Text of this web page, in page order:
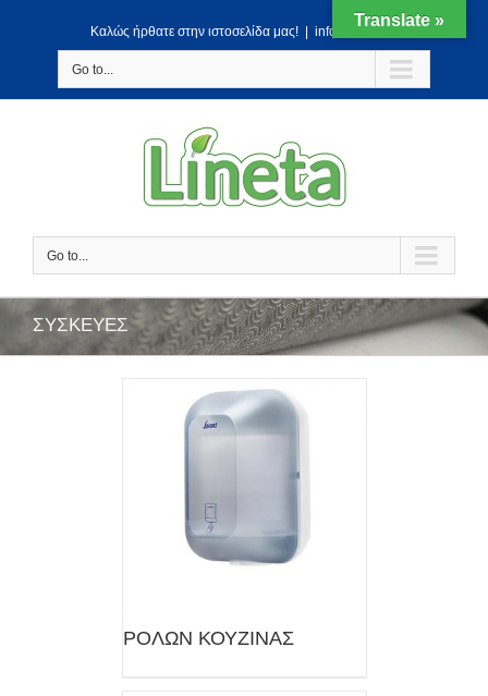
Kαλώς ήρθατε στην ιστοσελίδα μας! info@lineta.gr
Go to...
Go to...
ΣΥΣΚΕΥΕΣ
ΡΟΛΩΝ ΚΟΥΖΙΝΑΣ
Translate »